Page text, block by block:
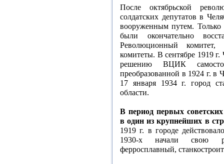
После октябрьской
солдатских депутатов в
вооруженным путем. Только
были окончательно
Революционный
комитеты. В сентябре 1919
решению ВЦИК
преобразованной в 1924 г. в
17 января 1934 г. город
области.
В период первых
в один из крупнейших в
1919 г. в городе
1930-х начали свою
ферросплавный,